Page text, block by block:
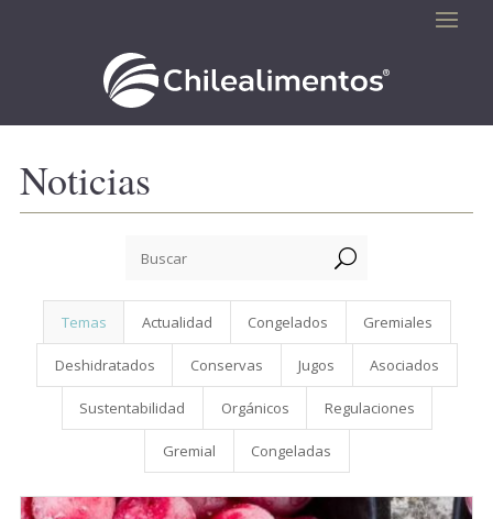
Noticias
U
Temas Actualidad Congelados Gremiales
Deshidratados Conservas Jugos Asociados
Sustentabilidad Orgánicos Regulaciones
Gremial Congeladas